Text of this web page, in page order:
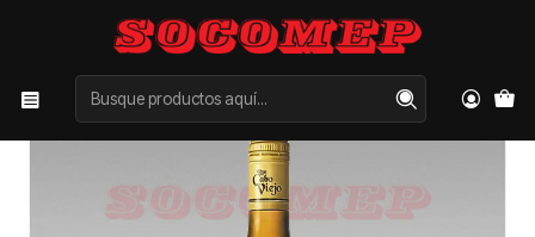
Categorías LICORES RON Ron Cabo Viejo 750cc